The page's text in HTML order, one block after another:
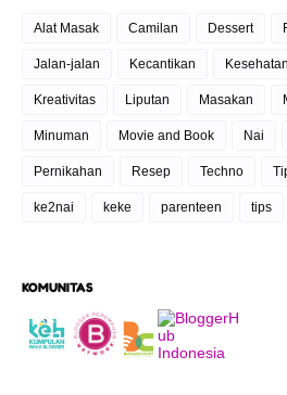
Alat Masak Camilan Dessert
Jalan-jalan Kecantikan Kesehatan
Kreativitas Liputan Masakan
Minuman Movie and Book Nai
Pernikahan Resep Techno
ke2nai keke parenteen tips
KOMUNITAS